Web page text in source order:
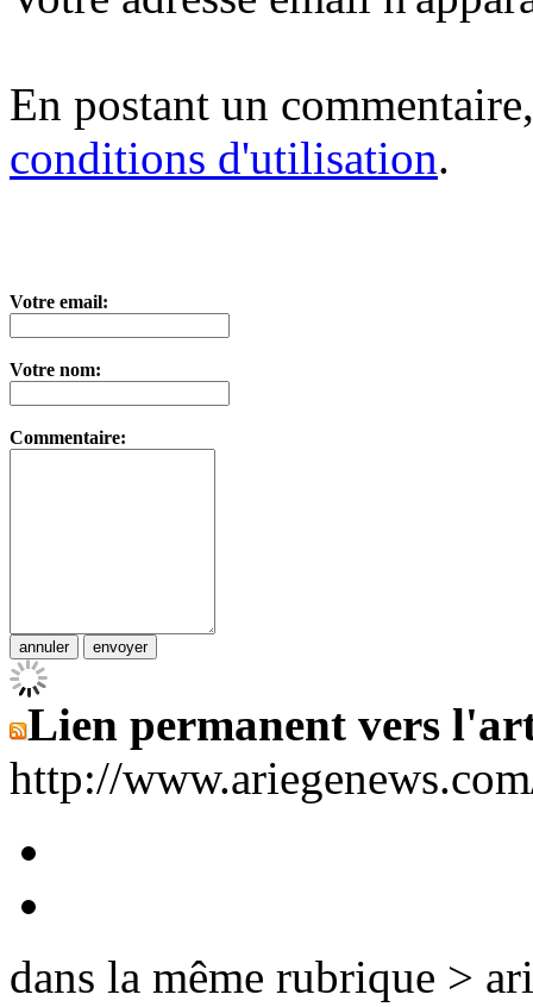
En postant un
conditions d'utilisation.
Votre email:
Votre nom:
Commentaire:
Lien permanent vers
http://
dans la même rubrique >